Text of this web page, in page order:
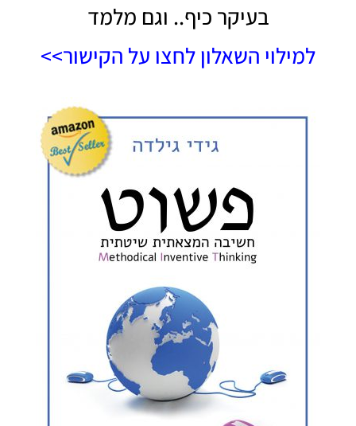
בעיקר כיף.. וגם מלמד
למילוי השאלון לחצו על הקישור>>